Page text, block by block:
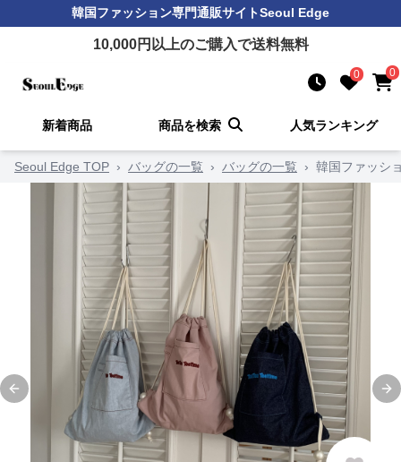
韓国ファッション専門通販サイトSeoul Edge
10,000円以上のご購入で送料無料
0 0
新着商品 商品を検索 人気ランキング
Seoul Edge TOP › バッグの一覧 › バッグの一覧 › 韓国ファッシ
Previous slide